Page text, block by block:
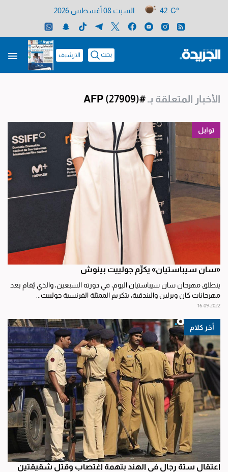
42 C° السبت 08 أغسطس 2026
بحث الارشيف
الأخبار المتعلقة بـ#AFP
(27909)
توابل
«سان سيباستيان» يكرِّم جولييت بينوش
ينطلق مهرجان سان سيباستيان اليوم، في دورته السبعين، والذي يُقام بعد
مهرجانات كان وبرلين والبندقية، بتكريم الممثلة الفرنسية جولييت...
16-09-2022
أخر كلام
اعتقال ستة رجال في الهند بتهمة اغتصاب وقتل شقيقتين